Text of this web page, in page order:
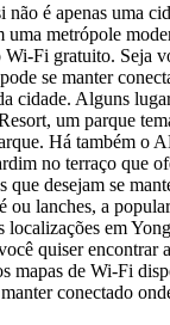
não é apenas uma
uma metrópole
Wi-Fi gratuito. Seja
se manter
cidade. Alguns
um parque
Há também o
no terraço que
que desejam se
ou lanches, a
localizações em
quiser encontrar
mapas de Wi-Fi
conectado